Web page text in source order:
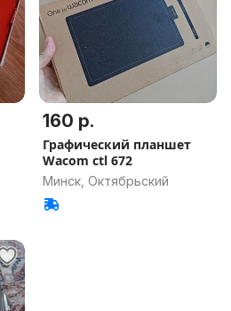
160 р.
Графический планшет
Wacom ctl 672
Минск, Октябрьский